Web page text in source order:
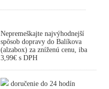
Nepremeškajte najvýhodnejší
spôsob dopravy do Balíkova
(alzabox) za zníženú cenu, iba
3,99€ s DPH
doručenie do 24 hodín